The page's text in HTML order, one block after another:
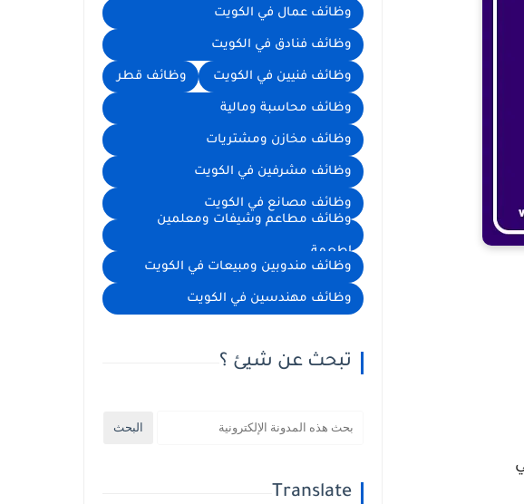
وظائف عمال في الكويت
وظائف فنادق في الكويت
وظائف فنيين في الكويت وظائف قطر
وظائف محاسبة ومالية
وظائف مخازن ومشتريات
وظائف مشرفين في الكويت
وظائف مصانع في الكويت
وظائف مطاعم وشيفات ومعلمين
اطعمة
وظائف مندوبين ومبيعات في الكويت
وظائف مهندسين في الكويت
تبحث عن شيئ ؟
Translate